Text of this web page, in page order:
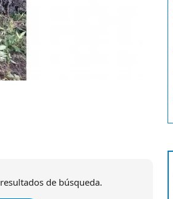
de búsqueda.